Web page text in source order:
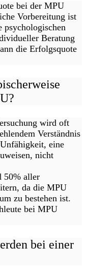
bei der MPU
Vorbereitung ist
psychologischen
Beratung
die Erfolgsquote
wird oft
Verständnis
eine
nicht
50% aller
da die MPU
zu bestehen ist.
bei MPU
bei einer